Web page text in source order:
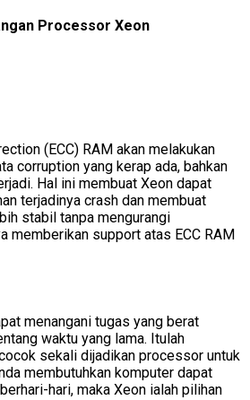
Processor Xeon
(ECC) RAM akan melakukan
corruption yang kerap ada, bahkan
Hal ini membuat Xeon dapat
terjadinya crash dan membuat
stabil tanpa mengurangi
memberikan support atas ECC RAM
menangani tugas yang berat
waktu yang lama. Itulah
sekali dijadikan processor untuk
membutuhkan komputer dapat
hari, maka Xeon ialah pilihan